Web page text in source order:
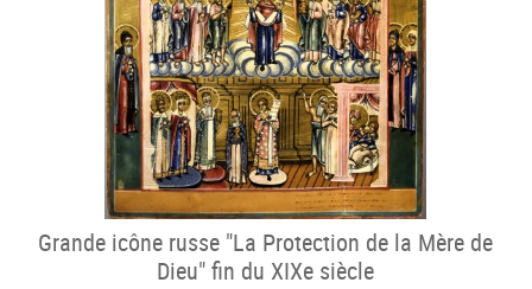
Grande icône russe "La Protection de la Mère de
Dieu" fin du XIXe siècle